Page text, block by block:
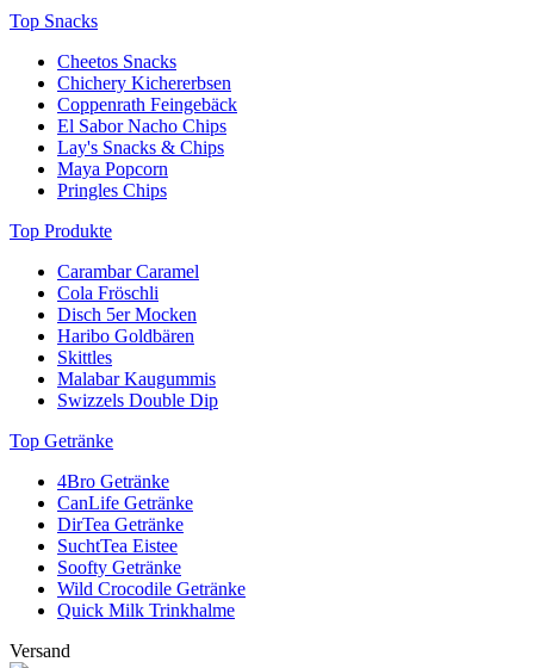
Top Snacks
Cheetos Snacks
Chichery Kichererbsen
Coppenrath Feingebäck
El Sabor Nacho Chips
Lay's Snacks & Chips
Maya Popcorn
Pringles Chips
Top Produkte
Carambar Caramel
Cola Fröschli
Disch 5er Mocken
Haribo Goldbären
Skittles
Malabar Kaugummis
Swizzels Double Dip
Top Getränke
4Bro Getränke
CanLife Getränke
DirTea Getränke
SuchtTea Eistee
Soofty Getränke
Wild Crocodile Getränke
Quick Milk Trinkhalme
Versand